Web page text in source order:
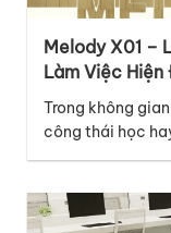
Melody X01 –
Làm Việc Hiện
Trong không
công thái học
là những điểm
Với thiết kế